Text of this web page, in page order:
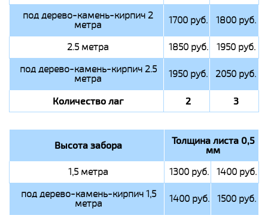
под дерево-камень-кирпич 2
метра 1700 руб. 1800 руб.
2.5 метра 1850 руб.
1950 руб.
под дерево-камень-кирпич 2.5
метра 1950 руб. 2050 руб.
Количество лаг 2 3
Высота забора Толщина листа 0,5
мм
1,5 метра 1300 руб.
1400 руб.
под дерево-камень-кирпич 1,5
метра 1400 руб. 1500 руб.